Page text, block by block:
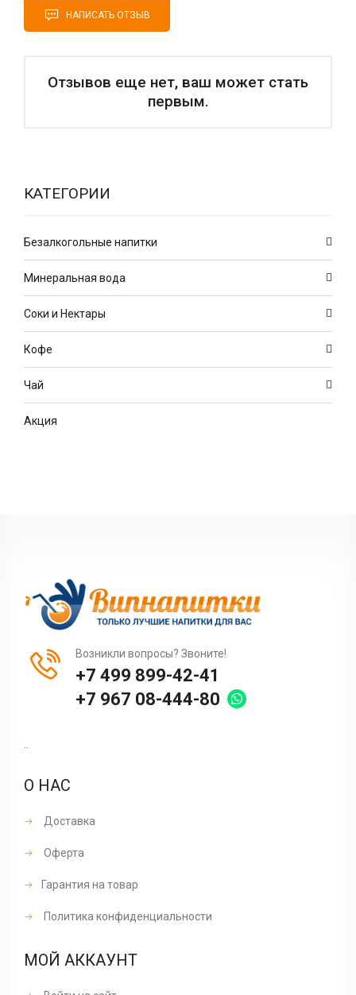
НАПИСАТЬ ОТЗЫВ
Отзывов еще нет, ваш может стать
первым.
КАТЕГОРИИ
Безалкогольные напитки
Минеральная вода
Соки и Нектары
Кофе
Чай
Акция
Возникли вопросы? Звоните!
+7 499 899-42-41
+7 967 08-444-80
..
О НАС
Доставка
Оферта
Гарантия на товар
Политика конфиденциальности
МОЙ АККАУНТ